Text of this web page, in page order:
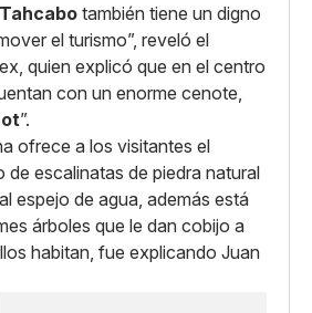
Tahcabo también tiene un digno
el turismo”, reveló el
quien explicó que en el centro
con un enorme cenote,
”.
ofrece a los visitantes el
de escalinatas de piedra natural
espejo de agua, además está
árboles que le dan cobijo a
habitan, fue explicando Juan